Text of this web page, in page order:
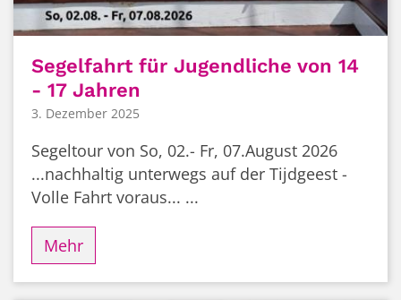
Segelfahrt für Jugendliche von 14
- 17 Jahren
3. Dezember 2025
Segeltour von So, 02.- Fr, 07.August 2026
...nachhaltig unterwegs auf der Tijdgeest -
Volle Fahrt voraus... ...
Mehr